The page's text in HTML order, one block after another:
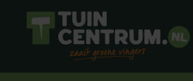
Logo Tuincentrum.nl